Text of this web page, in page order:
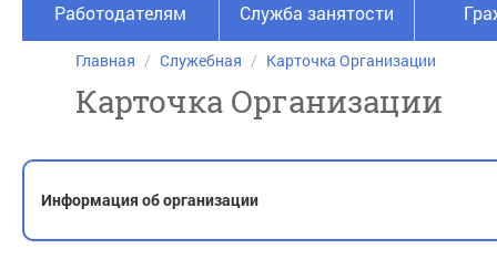
Работодателям Служба занятости
Главная Служебная Карточка Организации
Карточка Организации
Информация об организации